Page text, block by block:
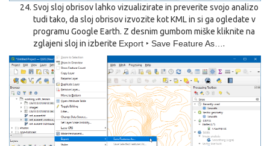
Svoj sloj obrisov lahko vizualizirate in preverite svojo analizo
tudi tako, da sloj obrisov izvozite kot KML in si ga ogledate v
programu Google Earth. Z desnim gumbom miške kliknite na
zglajeni sloj in izberite Export ‣ Save Feature As… .